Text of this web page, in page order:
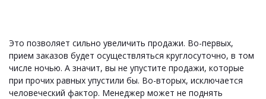
Это позволяет сильно увеличить продажи. Во-первых,
прием заказов будет осуществляться круглосуточно, в том
числе ночью. А значит, вы не упустите продажи, которые
при прочих равных упустили бы. Во-вторых, исключается
человеческий фактор. Менеджер может не поднять